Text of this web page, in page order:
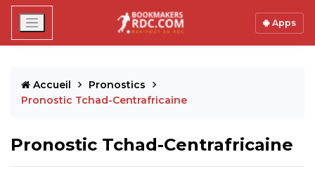
Apps
Accueil
Pronostics
Pronostic Tchad-Centrafricaine
Pronostic Tchad-Centrafricaine